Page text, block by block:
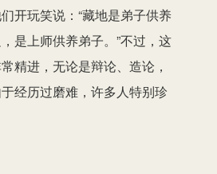
开玩笑说：“藏地是弟子供养
是上师供养弟子。”不过，这
精进，无论是辩论、造论，
经历过磨难，许多人特别珍